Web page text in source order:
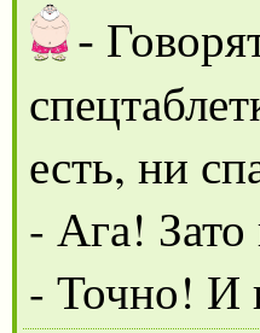
-
есть, ни
- Ага! Зато
- Точно! И